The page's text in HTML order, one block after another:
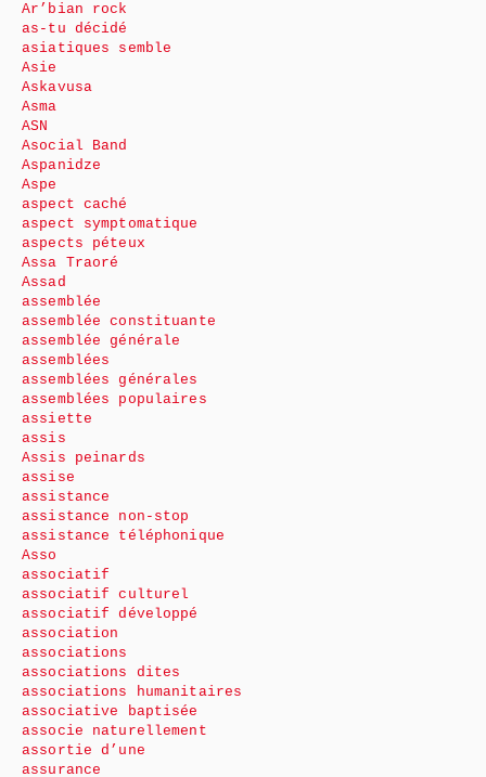
Ar’bian rock
as-tu décidé
asiatiques semble
Asie
Askavusa
Asma
ASN
Asocial Band
Aspanidze
Aspe
aspect caché
aspect symptomatique
aspects péteux
Assa Traoré
Assad
assemblée
assemblée constituante
assemblée générale
assemblées
assemblées générales
assemblées populaires
assiette
assis
Assis peinards
assise
assistance
assistance non-stop
assistance téléphonique
Asso
associatif
associatif culturel
associatif développé
association
associations
associations dites
associations humanitaires
associative baptisée
associe naturellement
assortie d’une
assurance